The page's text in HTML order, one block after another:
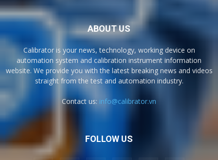
ABOUT US
Calibrator is your news, technology, working device on
automation system and calibration instrument information
website. We provide you with the latest breaking news and videos
straight from the test and automation industry.
Contact us: info@calibrator.vn
FOLLOW US